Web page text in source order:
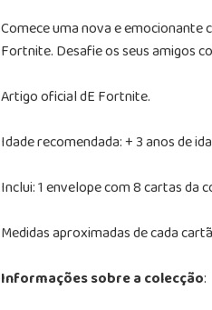
Comece uma nova e emocionante
Fortnite. Desafie os seus amigos
Artigo oficial dE Fortnite.
Idade recomendada: + 3 anos de
Inclui: 1 envelope com 8 cartas da
Medidas aproximadas de cada
Informações sobre a colecção: